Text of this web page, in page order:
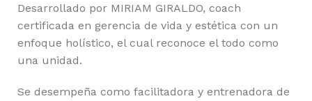
Desarrollado por MIRIAM GIRALDO, coach
certificada en gerencia de vida y estética con un
enfoque holístico, el cual reconoce el todo como
una unidad.
Se desempeña como facilitadora y entrenadora de